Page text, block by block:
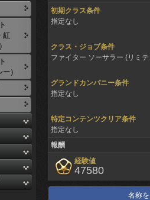
紅
）
初期クラス条件
指定なし
クラス・ジョブ条件
ファイター ソーサラー (リミ
グランドカンパニー条件
指定なし
特定コンテンツクリア条件
指定なし
報酬
経験値
47580
名称